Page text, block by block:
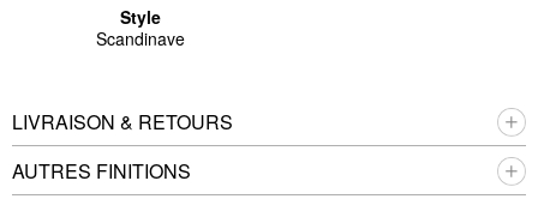
Style
Scandinave
LIVRAISON & RETOURS
AUTRES FINITIONS